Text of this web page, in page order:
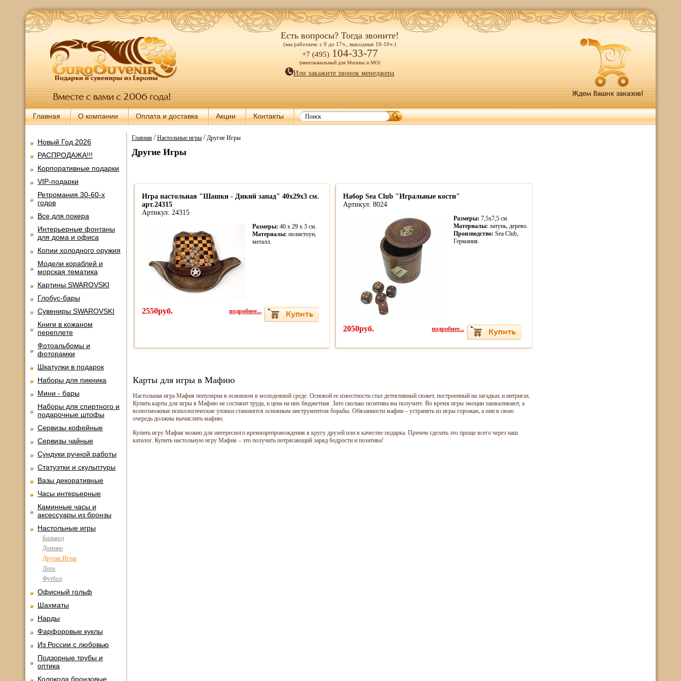
Есть вопросы? Тогда звоните!
(мы работаем: с 9 до 17ч., выходные 10-16ч.)
+7 (495) 104-33-77
(многоканальный для Москвы и МО)
Или закажите звонок менеджера
Главная О компании Оплата и доставка Акции Контакты
Новый Год 2026
РАСПРОДАЖА!!!
Корпоративные подарки
VIP-подарки
Ретромания 30-60-х
годов
Все для покера
Интерьерные фонтаны
для дома и офиса
Копии холодного оружия
Модели кораблей и
морская тематика
Картины SWAROVSKI
Глобус-бары
Сувениры SWAROVSKI
Книги в кожаном
переплете
Фотоальбомы и
фоторамки
Шкатулки в подарок
Наборы для пикника
Мини - бары
Наборы для спиртного и
подарочные штофы
Сервизы кофейные
Сервизы чайные
Сундуки ручной работы
Статуэтки и скульптуры
Вазы декоративные
Часы интерьерные
Каминные часы и
аксессуары из бронзы
Настольные игры
Бильярд
Домино
Другие Игры
Лото
Футбол
Офисный гольф
Шахматы
Нарды
Фарфоровые куклы
Из России с любовью
Подзорные трубы и
оптика
Колокола бронзовые
Главная/Настольные игры/ Другие Игры
Другие Игры
Игра настольная "Шашки - Дикий запад" 40х29х3 см.
арт.24315
Артикул: 24315
Размеры: 40 x 29 x 3 cм.
Материалы: полистоун,
металл.
2550руб. подробнее...
Набор Sea Club "Игральные кости"
Артикул: 8024
Размеры: 7,5х7,5 см.
Материалы: латунь, дерево.
Производство: Sea Club,
Германия.
2050руб. подробнее...
Карты для игры в Мафию
Настольная игра Мафия популярна в основном в молодежной среде. Основой ее известности стал детективный сюжет, построенный на загадках и интригах.
Купить карты для игры в Мафию не составит труда, и цена на них бюджетная. Зато сколько позитива вы получите. Во время игры эмоции зашкаливают, а
всевозможные психологические уловки становятся основным инструментом борьбы. Обязанности мафии – устранять из игры горожан, а они в свою
очередь должны вычислить мафию.
Купить игру Мафия можно для интересного времяпрепровождения в кругу друзей или в качестве подарка. Причем сделать это проще всего через наш
каталог. Купить настольную игру Мафия – это получить потрясающий заряд бодрости и позитива!